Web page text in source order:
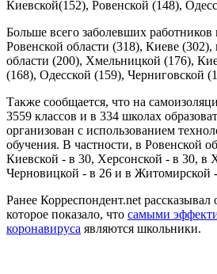
Киевской(152), Ровенской (148),
Больше всего заболевших
Ровенской области (318), Киеве (302),
области (200), Хмельницкой (176),
(168), Одесской (159), Черниговской
Также сообщается, что на
3559 классов и в 334 школах
организован с использованием
обучения. В частности, в Ровенской
Киевской - в 30, Херсонской - в 30, в
Черновицкой - в 26 и в Житомирской
Ранее Корреспондент.net рассказывал
которое показало, что самыми
коронавируса являются школьники.